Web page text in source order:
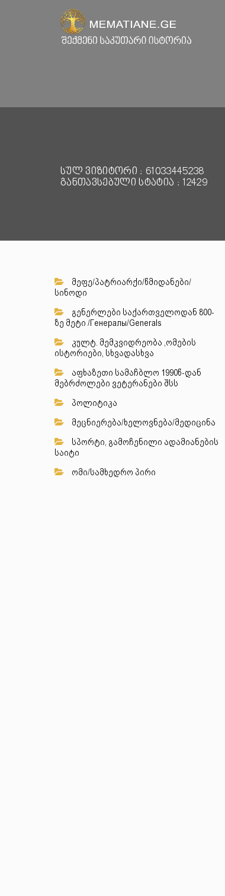
სულ ვიზიტორი : 61033445238
განთავსებული სტატია : 12429
მეფე/პატრიარქი/წმიდანები/
სინოდი
გენერლები საქართველოდან 800-
ზე მეტი /Генералы/Generals
კულტ. მემკვიდრეობა ,ომების
ისტორიები, სხვადასხვა
აფხაზეთი სამაჩბლო 1990წ-დან
მებრძოლები ვეტერანები შსს
პოლიტიკა
მეცნიერება/ხელოვნება/მედიცინა
სპორტი, გამოჩენილი ადამიანების
საიტი
ომი/სამხედრო პირი